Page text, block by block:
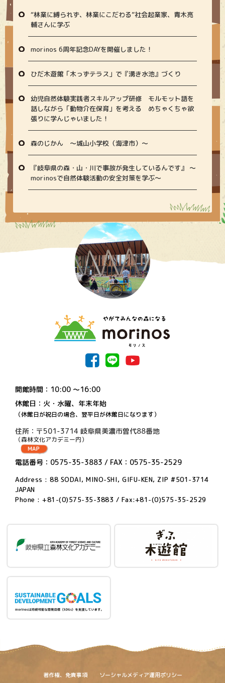
“林業に縛られず、林業にこだわる”社会起業家、青木亮
輔さんに学ぶ
morinos 6周年記念DAYを開催しました！
ひだ木遊館「木っずテラス」で『湧き水池』づくり
幼児自然体験実践者スキルアップ研修 モルモット語を
話しながら「動物介在保育」を考える めちゃくちゃ欲
張りに学んじゃいました！
森のじかん 〜城山小学校（海津市）〜
『岐阜県の森・山・川で事故が発生しているんです』 〜
morinosで自然体験活動の安全対策を学ぶ〜
開館時間：10:00 〜16:00
休館日：火・水曜、年末年始
（休館日が祝日の場合、翌平日が休館日になります）
住所：〒501-3714 岐阜県美濃市曽代88番地
（森林文化アカデミー内）
電話番号：0575-35-3883 / FAX：0575-35-2529
Address : 88 SODAI, MINO-SHI, GIFU-KEN, ZIP #501-3714
JAPAN
Phone : +81-(0)575-35-3883 / Fax:+81-(0)575-35-2529
著作権、免責事項
ソーシャルメディア運用ポリシー